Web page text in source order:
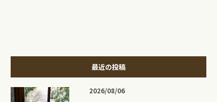
最近の投稿
2026/08/06